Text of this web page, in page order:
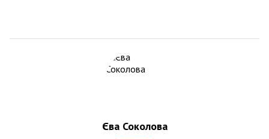
Єва Соколова